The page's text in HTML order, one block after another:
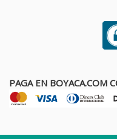
PAGA EN BOYACA.COM